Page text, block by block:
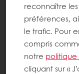
reconnaître
préférences,
le trafic. Pour
compris
notre
cliquant sur «